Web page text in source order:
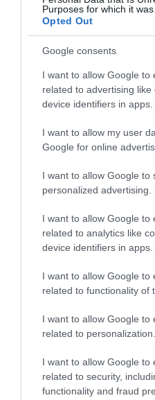
Purposes for which it was
Opted Out
Google consents
I want to allow Google to
related to advertising
device identifiers in apps.
I want to allow my user
Google for online
I want to allow Google to
personalized advertising.
I want to allow Google to
related to analytics like
device identifiers in apps.
I want to allow Google to
related to functionality of
I want to allow Google to
related to personalization.
I want to allow Google to
related to security,
functionality and fraud
élelmiszerekben és
kiegészítőként is
egészségét? És…